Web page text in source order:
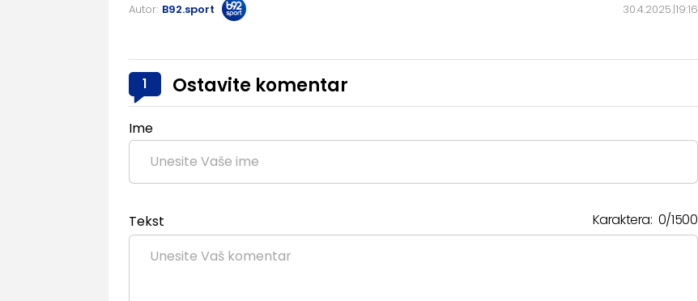
30.4.2025. 19:16
Autor: B92.sport
1 Ostavite komentar
Ime
Tekst Karaktera: 0/1500